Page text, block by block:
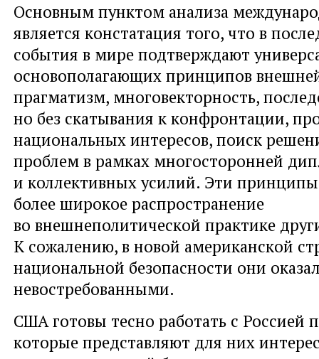
Основным пунктом анализа
является констатация того, что в
события в мире подтверждают
основополагающих принципов
прагматизм, многовекторность,
но без скатывания к конфронтации,
национальных интересов, поиск
проблем в рамках многосторонней
и коллективных усилий. Эти
более широкое распространение
во внешнеполитической практике
К сожалению, в новой американской
национальной безопасности они
невостребованными.
США готовы тесно работать с Россией
которые представляют для них